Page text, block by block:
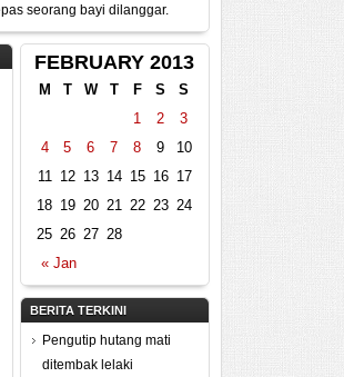
seorang bayi dilanggar.
FEBRUARY 2013
M T W T F S S
« Jan
1 2
3
4
5 6 7 8 9
10
11 12 13 14 15 16 17
18 19 20 21 22 23 24
25 26 27 28
BERITA TERKINI
Pengutip hutang mati
ditembak lelaki